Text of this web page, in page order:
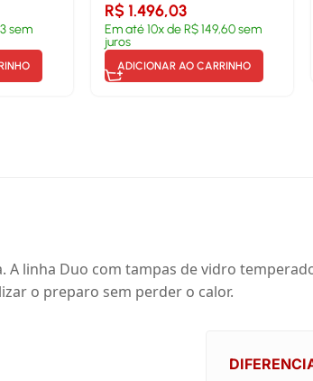
sem
R$1.496,03
Em até10x deR$149,60sem
juros
ADICIONAR AO CARRINHO
A linha Duo com tampas de vidro
o preparo sem perder o calor.